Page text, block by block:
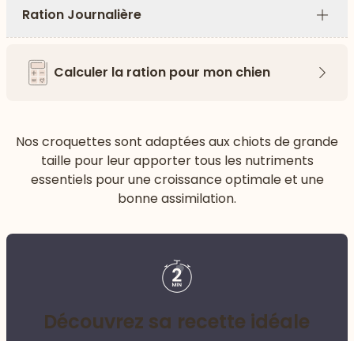
Ration Journalière
Plus
Calculer la ration pour mon chien
Nos croquettes sont adaptées aux chiots de grande
taille pour leur apporter tous les nutriments
essentiels pour une croissance optimale et une
bonne assimilation.
Découvrez sa recette idéale